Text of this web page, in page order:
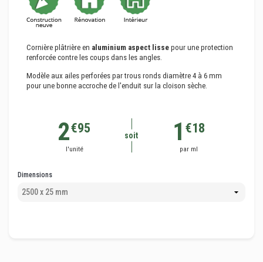
Cornière plâtrière en aluminium aspect lisse pour une protection
renforcée contre les coups dans les angles.
Modèle aux ailes perforées par trous ronds diamètre 4 à 6 mm
pour une bonne accroche de l'enduit sur la cloison sèche.
soit
2€95
l'unité
1 €18
par ml
Dimensions